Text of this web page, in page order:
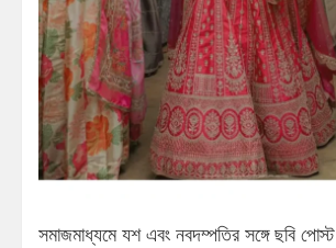
সমাজমাধ্যমে যশ এবং নবদম্পতির সঙ্গে ছবি